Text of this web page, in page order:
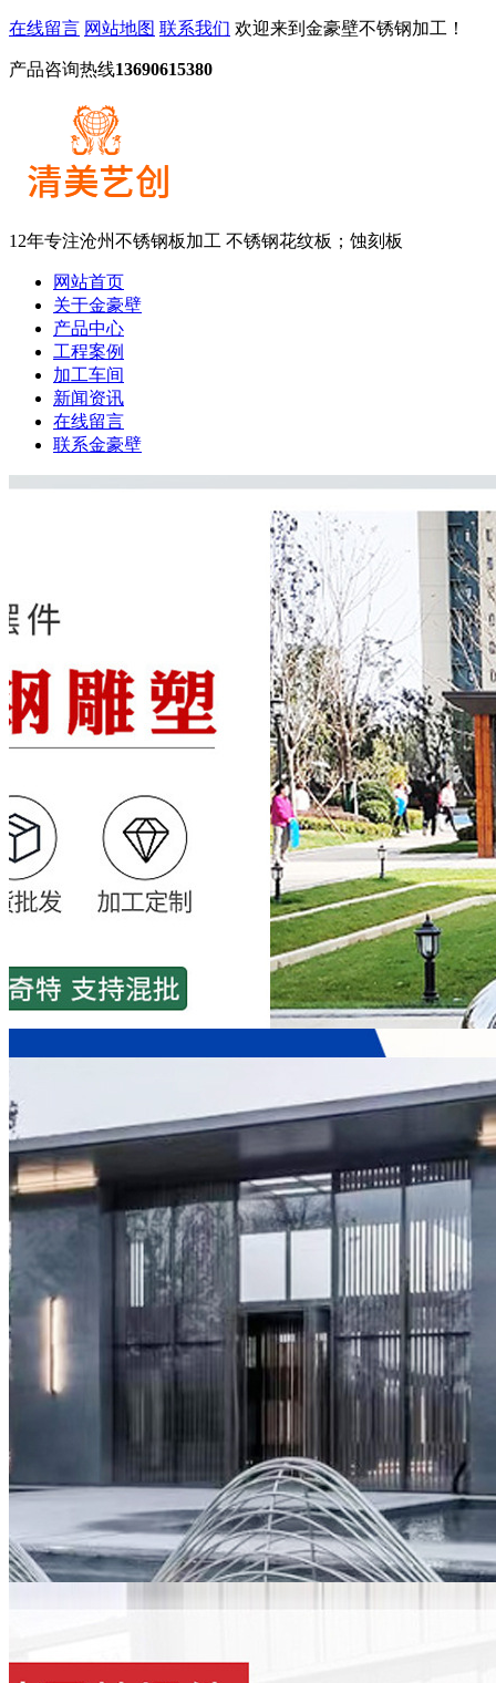
在线留言 网站地图 联系我们 欢迎来到金豪壁不锈钢加工！
产品咨询热线13690615380
12年专注沧州不锈钢板加工 不锈钢花纹板；蚀刻板
网站首页
关于金豪壁
产品中心
工程案例
加工车间
新闻资讯
在线留言
联系金豪壁